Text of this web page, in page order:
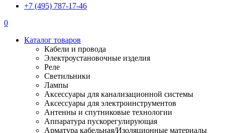
+7 (495) 787-17-46
0
Каталог товаров
Кабели и провода
Электроустановочные изделия
Реле
Светильники
Лампы
Аксессуары для канализационной системы
Аксессуары для электроинструментов
Антенны и спутниковые технологии
Аппаратура пускорегулирующая
Арматура кабельная/Изоляционные материалы